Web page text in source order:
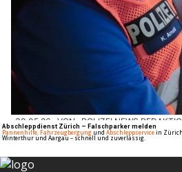
30.05.26 VON POLIZEI.NEWS
Wer zügelt ins Sicherheitszentrum
Heute: die Verkehrspolizei.